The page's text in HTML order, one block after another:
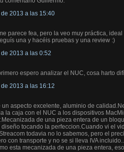
2013 a las 15:40
parece fea, pero la veo muy práctica,
una y hacéis pruebas y una review :)
2013 a las 0:52
espero analizar el NUC, cosa harto
2013 a las 16:12
un aspecto excelente, aluminio de
la caja con el NUC a los dispositivos
de una pieza entera de un
tocando la perfeccion.Cuando vi el
todavia no lo sabemos, pero el
con transporte y no se si lleva IVA
esta mecanizada de una pieza entera,